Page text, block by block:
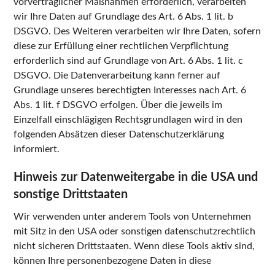
wir Ihre Daten auf Grundlage des Art. 6 Abs. 1 lit. b
DSGVO. Des Weiteren verarbeiten wir Ihre Daten, sofern
diese zur Erfüllung einer rechtlichen Verpflichtung
erforderlich sind auf Grundlage von Art. 6 Abs. 1 lit. c
DSGVO. Die Datenverarbeitung kann ferner auf
Grundlage unseres berechtigten Interesses nach Art. 6
Abs. 1 lit. f DSGVO erfolgen. Über die jeweils im
Einzelfall einschlägigen Rechtsgrundlagen wird in den
folgenden Absätzen dieser Datenschutzerklärung
informiert.
Hinweis zur Datenweitergabe in die USA und
sonstige Drittstaaten
Wir verwenden unter anderem Tools von Unternehmen
mit Sitz in den USA oder sonstigen datenschutzrechtlich
nicht sicheren Drittstaaten. Wenn diese Tools aktiv sind,
können Ihre personenbezogene Daten in diese